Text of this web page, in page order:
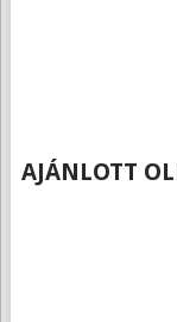
AJÁNLOTT